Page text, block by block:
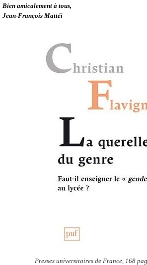
Bien amicalement à tous,
Jean-François Mattéi
Presses universitaires de France, 168